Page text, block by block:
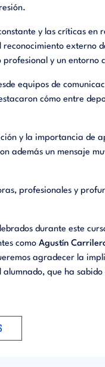
y las críticas en
externo
y un entorno
equipos de
cómo entre
y la importancia de
además un mensaje
profesionales y
durante este
como Agustín
agradecer la
que ha